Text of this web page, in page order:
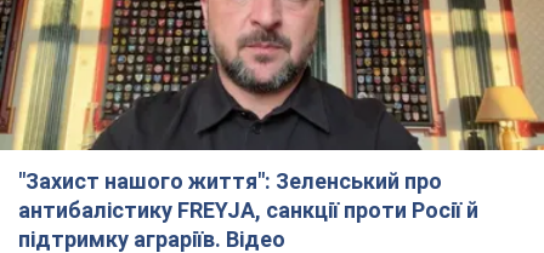
"Захист нашого життя": Зеленський про
антибалістику FREYJA, санкції проти Росії й
підтримку аграріїв. Відео